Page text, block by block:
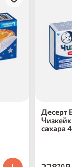
Десерт
сахара